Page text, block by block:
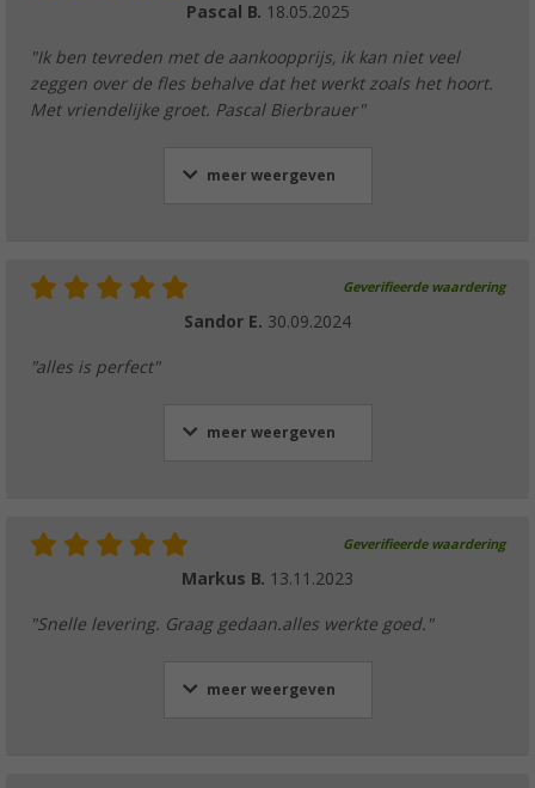
(Over 100)
€ 77,99Adviesprijs€ 84,99
vanaf € 262,-Adviesprijs
Pascal B. 18.05.2025
"Ik ben tevreden met de aankoopprijs, ik kan niet veel
zeggen over de fles behalve dat het werkt zoals het hoort.
Met vriendelijke groet. Pascal Bierbrauer"
meer weergeven
Geverifieerde waardering
Sandor E. 30.09.2024
"alles is perfect"
meer weergeven
Geverifieerde waardering
Markus B. 13.11.2023
"Snelle levering. Graag gedaan.alles werkte goed."
meer weergeven